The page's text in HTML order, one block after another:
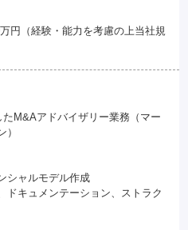
円（経験・能力を考慮の上当社規
M&Aアドバイザリー業務（マー
シャルモデル作成
キュメンテーション、ストラク